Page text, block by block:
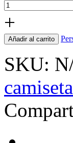
+
Añadir al carrito
SKU: